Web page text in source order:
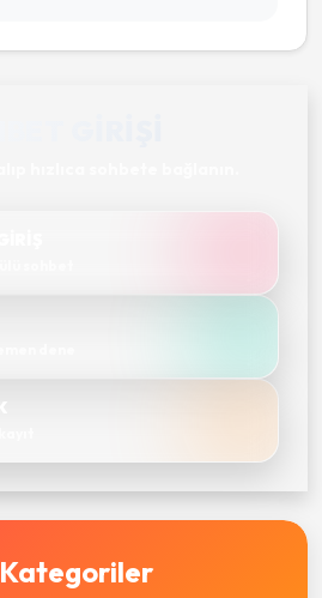
Kategoriler